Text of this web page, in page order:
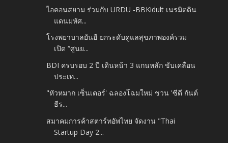
ไอคอนสยาม ร่วมกับ URDU -​BBKidult เนรมิตดิน
แดนมหัศ...
โรงพยาบาลยันฮี ยกระดับดูแลสุขภาพองค์รวม
เปิด “ศูนย...
BDI ครบรอบ 2 ปี เดินหน้า 3 แกนหลัก ขับเคลื่อน
ประเท...
"หัวหมาก เซ็นเตอร์' ฉลองโฉมใหม่ ชวน 'ซีดี กันต์
ธีร...
สมาคมการค้าสตาร์ทอัพไทย จัดงาน "Thai
Startup Day 2...